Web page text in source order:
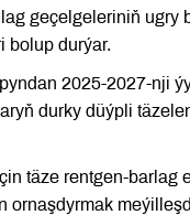
geçelgeleriniň ugry
bolup durýar.
2025-2027-nji
durky düýpli
täze rentgen-barlag
ornaşdyrmak